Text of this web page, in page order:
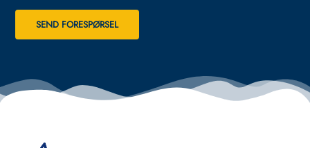
SEND FORESPØRSEL